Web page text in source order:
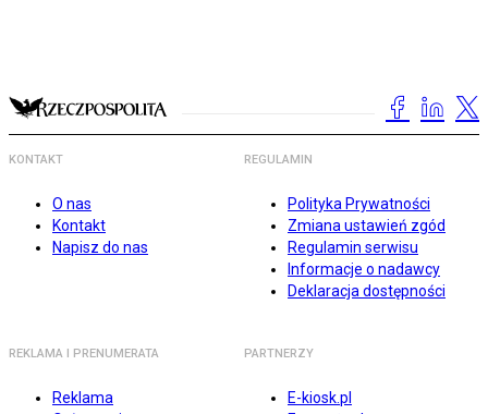
KONTAKT
O nas
Kontakt
Napisz do nas
REGULAMIN
Polityka Prywatności
Zmiana ustawień zgód
Regulamin serwisu
Informacje o nadawcy
Deklaracja dostępności
REKLAMA I PRENUMERATA
Reklama
PARTNERZY
E-kiosk.pl